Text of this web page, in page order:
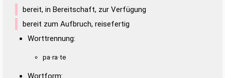
bereit, in Bereitschaft, zur Verfügung
bereit zum Aufbruch, reisefertig
Worttrennung:
pa·ra·te
Wortform: